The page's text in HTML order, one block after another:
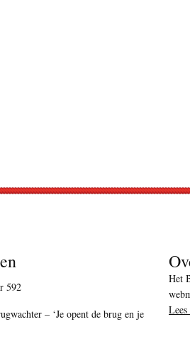
592
– ‘Je opent de brug en je
Het